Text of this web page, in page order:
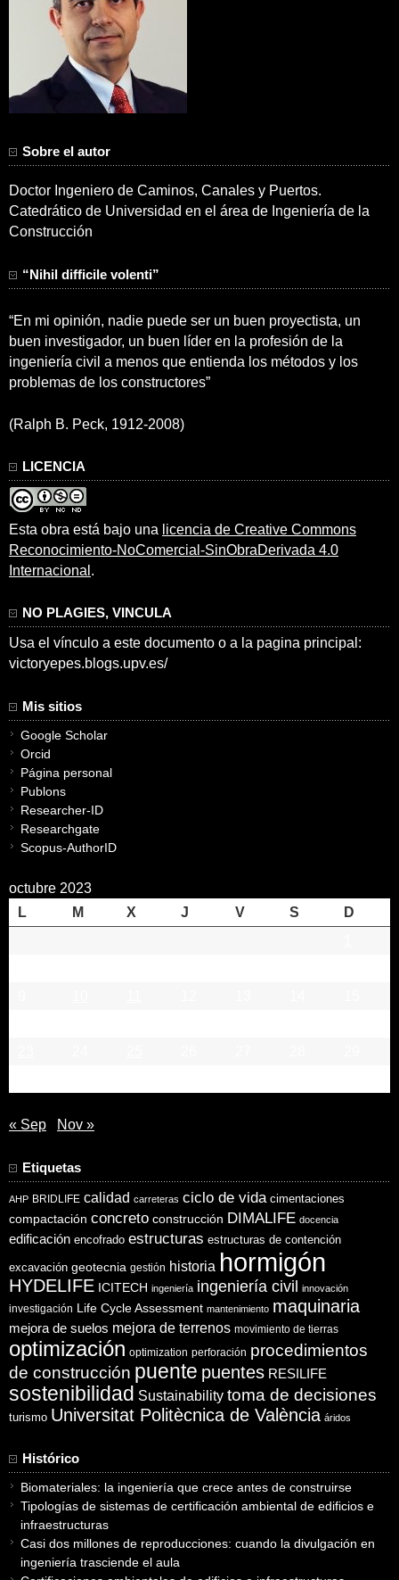
Sobre el autor
Doctor Ingeniero de Caminos, Canales y Puertos.
Catedrático de Universidad en el área de Ingeniería de la
Construcción
“Nihil difficile volenti”
“En mi opinión, nadie puede ser un buen proyectista, un
buen investigador, un buen líder en la profesión de la
ingeniería civil a menos que entienda los métodos y los
problemas de los constructores”
(Ralph B. Peck, 1912-2008)
LICENCIA
Esta obra está bajo una licencia de Creative Commons
Reconocimiento-NoComercial-SinObraDerivada 4.0
Internacional .
NO PLAGIES, VINCULA
Usa el vínculo a este documento o a la pagina principal:
victoryepes.blogs.upv.es/
Mis sitios
Google Scholar
Orcid
Página personal
Publons
Researcher-ID
Researchgate
Scopus-AuthorID
octubre 2023
L
M X J V S
D
« Sep Nov »
Etiquetas
AHP BRIDLIFE calidad carreteras ciclo de vida cimentaciones
compactación concreto construcción DIMALIFE docencia
edificación encofrado estructuras estructuras de contención
excavación geotecnia gestión historia hormigón
HYDELIFE ICITECH ingeniería ingeniería civil innovación
investigación Life Cycle Assessment mantenimiento maquinaria
mejora de suelos mejora de terrenos movimiento de tierras
optimización optimization perforación procedimientos
de construcción puente puentes RESILIFE
sostenibilidad Sustainability toma de decisiones
turismo Universitat Politècnica de València áridos
Histórico
Biomateriales: la ingeniería que crece antes de construirse
Tipologías de sistemas de certificación ambiental de edificios e
infraestructuras
Casi dos millones de reproducciones: cuando la divulgación en
ingeniería trasciende el aula